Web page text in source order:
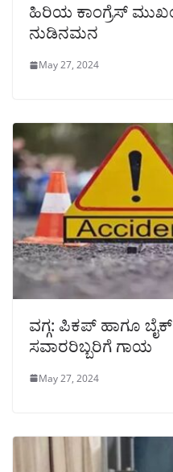
ಹಿರಿಯ ಕಾಂಗ್ರೆಸ್
ನುಡಿನಮನ
May 27, 2024
ವಗ್ಗ: ಪಿಕಪ್ ಹಾಗೂ
ಸವಾರರಿಬ್ಬರಿಗೆ ಗಾಯ
May 27, 2024